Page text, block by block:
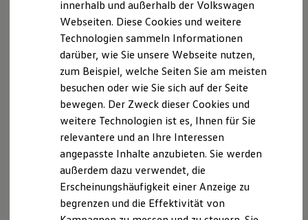
Batterie
Sicherheit
Nachhaltigkeit
Technologie
Kosten und Kauf
Verbrauchskosten
Kaufoptionen
E-Auto-Förderung
Software und Konnektivität
Die ID. Software 6
ID. Software Versionen und Updates
Digitale Extras
Schnittstellen zu Ihrem ID.
Marke und Erlebnis
Volkswagen R und R Experience
R-Modelle
den optionalen „IQ.LIGHT – LED-Matrix-Scheinwerfern“ zur
Verfügung stehen. Formvollendet wird das Heckdesign mit
dem Stoßfänger im „R“-Design, einem Diffusor in
Hochglanzschwarz und den vierflutigen Endrohren der
Sport-Abgasanlage.
Highlightsin Chrom und Silber
Eine silber eloxierte Dachreling und Außenspiegelgehäuse in
Chrom matt inkl. „R“-Logo-Projektion zeichnen die
Seitenansicht des GolfR Variantaus. Hinzu kommen
verbreiterte Seitenschweller, die neuen Felgen und „R“-
Logos auf den Seitentüren unterhalb der Außenspiegel.
innerhalb und außerhalb der Volkswagen
Webseiten. Diese Cookies und weitere
Technologien sammeln Informationen
darüber, wie Sie unsere Webseite nutzen,
zum Beispiel, welche Seiten Sie am meisten
besuchen oder wie Sie sich auf der Seite
bewegen. Der Zweck dieser Cookies und
weitere Technologien ist es, Ihnen für Sie
relevantere und an Ihre Interessen
angepasste Inhalte anzubieten. Sie werden
außerdem dazu verwendet, die
Erscheinungshäufigkeit einer Anzeige zu
begrenzen und die Effektivität von